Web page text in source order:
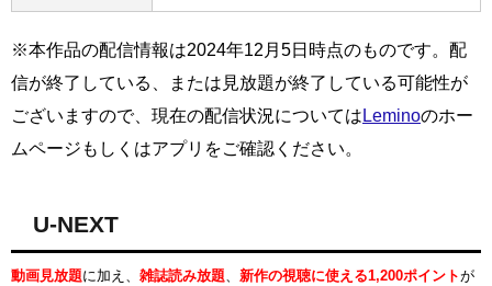
※本作品の配信情報は2024年12月5日時点のものです。配
信が終了している、または見放題が終了している可能性が
ございますので、現在の配信状況については Leminoのホー
ムページもしくはアプリをご確認ください。
U-NEXT
動画見放題に加え、 雑誌読み放題、 新作の視聴に使える1,200ポイントが